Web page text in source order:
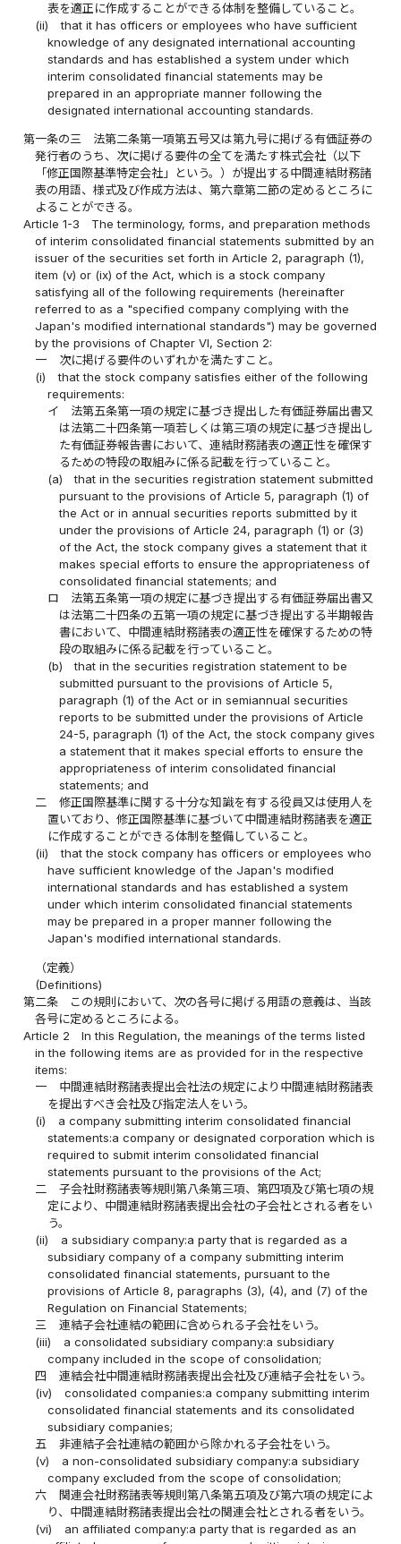
表を適正に作成することができる体制を整備していること。
(ii)
that it has officers or employees who have sufficient
knowledge of any designated international accounting
standards and has established a system under which
interim consolidated financial statements may be
prepared in an appropriate manner following the
designated international accounting standards.
第一条の三
法第二条第一項第五号又は第九号に掲げる有価証券の
発行者のうち、次に掲げる要件の全てを満たす株式会社（以下
「修正国際基準特定会社」という。）が提出する中間連結財務諸
表の用語、様式及び作成方法は、第六章第二節の定めるところに
よることができる。
Article 1-3
The terminology, forms, and preparation methods
of interim consolidated financial statements submitted by an
issuer of the securities set forth in Article 2, paragraph (1),
item (v) or (ix) of the Act, which is a stock company
satisfying all of the following requirements (hereinafter
referred to as a "specified company complying with the
Japan's modified international standards") may be governed
by the provisions of Chapter VI, Section 2:
一
次に掲げる要件のいずれかを満たすこと。
(i)
that the stock company satisfies either of the following
requirements:
イ
法第五条第一項の規定に基づき提出した有価証券届出書又
は法第二十四条第一項若しくは第三項の規定に基づき提出し
た有価証券報告書において、連結財務諸表の適正性を確保す
るための特段の取組みに係る記載を行っていること。
(a)
that in the securities registration statement submitted
pursuant to the provisions of Article 5, paragraph (1) of
the Act or in annual securities reports submitted by it
under the provisions of Article 24, paragraph (1) or (3)
of the Act, the stock company gives a statement that it
makes special efforts to ensure the appropriateness of
consolidated financial statements; and
ロ
法第五条第一項の規定に基づき提出する有価証券届出書又
は法第二十四条の五第一項の規定に基づき提出する半期報告
書において、中間連結財務諸表の適正性を確保するための特
段の取組みに係る記載を行っていること。
(b)
that in the securities registration statement to be
submitted pursuant to the provisions of Article 5,
paragraph (1) of the Act or in semiannual securities
reports to be submitted under the provisions of Article
24-5, paragraph (1) of the Act, the stock company gives
a statement that it makes special efforts to ensure the
appropriateness of interim consolidated financial
statements; and
二
修正国際基準に関する十分な知識を有する役員又は使用人を
置いており、修正国際基準に基づいて中間連結財務諸表を適正
に作成することができる体制を整備していること。
(ii)
that the stock company has officers or employees who
have sufficient knowledge of the Japan's modified
international standards and has established a system
under which interim consolidated financial statements
may be prepared in a proper manner following the
Japan's modified international standards.
（定義）
(Definitions)
第二条
この規則において、次の各号に掲げる用語の意義は、当該
各号に定めるところによる。
Article 2
In this Regulation, the meanings of the terms listed
in the following items are as provided for in the respective
items:
一
中間連結財務諸表提出会社法の規定により中間連結財務諸表
を提出すべき会社及び指定法人をいう。
(i)
a company submitting interim consolidated financial
statements:a company or designated corporation which is
required to submit interim consolidated financial
statements pursuant to the provisions of the Act;
二
子会社財務諸表等規則第八条第三項、第四項及び第七項の規
定により、中間連結財務諸表提出会社の子会社とされる者をい
う。
(ii)
a subsidiary company:a party that is regarded as a
subsidiary company of a company submitting interim
consolidated financial statements, pursuant to the
provisions of Article 8, paragraphs (3), (4), and (7) of the
Regulation on Financial Statements;
三
連結子会社連結の範囲に含められる子会社をいう。
(iii)
a consolidated subsidiary company:a subsidiary
company included in the scope of consolidation;
四
連結会社中間連結財務諸表提出会社及び連結子会社をいう。
(iv)
consolidated companies:a company submitting interim
consolidated financial statements and its consolidated
subsidiary companies;
五
非連結子会社連結の範囲から除かれる子会社をいう。
(v)
a non-consolidated subsidiary company:a subsidiary
company excluded from the scope of consolidation;
六
関連会社財務諸表等規則第八条第五項及び第六項の規定によ
り、中間連結財務諸表提出会社の関連会社とされる者をいう。
(vi)
an affiliated company:a party that is regarded as an